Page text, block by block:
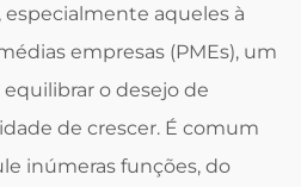
aqueles à
empresas (PMEs), um
o desejo de
de crescer. É comum
inúmeras funções, do